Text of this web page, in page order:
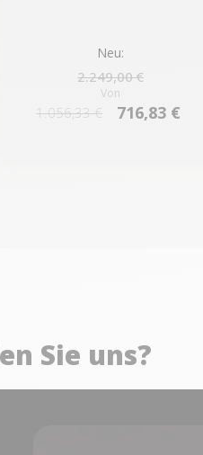
Neu:
2.249,00 €
Von
1.056,33 € 716,83 €
Sie uns?